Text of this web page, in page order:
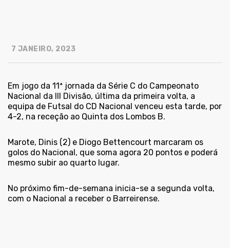
7 JANEIRO, 2023
Em jogo da 11ª jornada da Série C do Campeonato
Nacional da III Divisão, última da primeira volta, a
equipa de Futsal do CD Nacional venceu esta tarde, por
4-2, na receção ao Quinta dos Lombos B.
Marote, Dinis (2) e Diogo Bettencourt marcaram os
golos do Nacional, que soma agora 20 pontos e poderá
mesmo subir ao quarto lugar.
No próximo fim-de-semana inicia-se a segunda volta,
com o Nacional a receber o Barreirense.